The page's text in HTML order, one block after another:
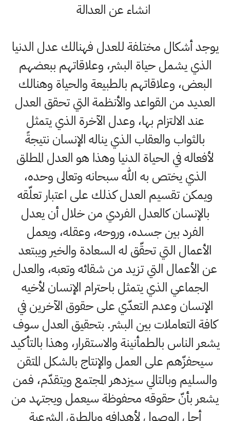
انشاء عن العدالة
يوجد أشكال مختلفة للعدل فهنالك عدل الدنيا
الذي يشمل حياة البشر، وعلاقاتهم ببعضهم
البعض، وعلاقاتهم بالطبيعة والحياة وهنالك
العديد من القواعد والأنظمة التي تحقق العدل
عند الالتزام بها، وعدل الآخرة الذي يتمثل
بالثواب والعقاب الذي يناله الإنسان نتيجةً
لأفعاله في الحياة الدنيا وهذا هو العدل المطلق
الذي يختص به الله سبحانه وتعالى وحده،
ويمكن تقسيم العدل كذلك على اعتبار تعلّقه
بالإنسان كالعدل الفردي من خلال أن يعدل
الفرد بين جسده، وروحه، وعقله، ويعمل
الأعمال التي تحقّق له السعادة والخير ويبتعد
عن الأعمال التي تزيد من شقائه وتعبه، والعدل
الجماعي الذي يتمثل باحترام الإنسان لأخيه
الإنسان وعدم التعدّي على حقوق الآخرين في
كافة التعاملات بين البشر. بتحقيق العدل سوف
يشعر الناس بالطمأنينة والاستقرار، وهذا بالتأكيد
سيحفزّهم على العمل والإنتاج بالشكل المتقن
والسليم وبالتالي سيزدهر المجتمع ويتقدّم، فمن
يشعر بأنّ حقوقه محفوظة سيعمل ويجتهد من
أجل الوصول لأهدافه وبالطرق الشرعية